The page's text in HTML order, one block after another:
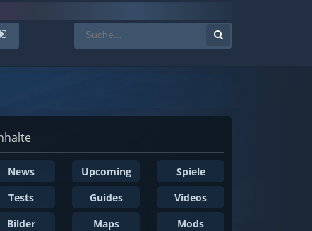
News Upcoming
Spiele
Tests
Guides
Videos
Bilder
Maps
Mods